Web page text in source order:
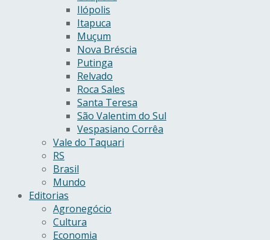
Ilópolis
Itapuca
Muçum
Nova Bréscia
Putinga
Relvado
Roca Sales
Santa Teresa
São Valentim do Sul
Vespasiano Corrêa
Vale do Taquari
RS
Brasil
Mundo
Editorias
Agronegócio
Cultura
Economia